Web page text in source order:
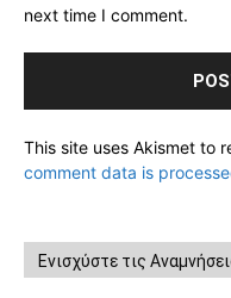
next time I comment.
This site uses Akismet to
comment data is
Ενισχύστε τις